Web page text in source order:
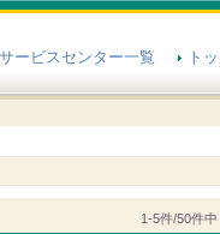
サービスセンター一覧
ト
1-5件/50件